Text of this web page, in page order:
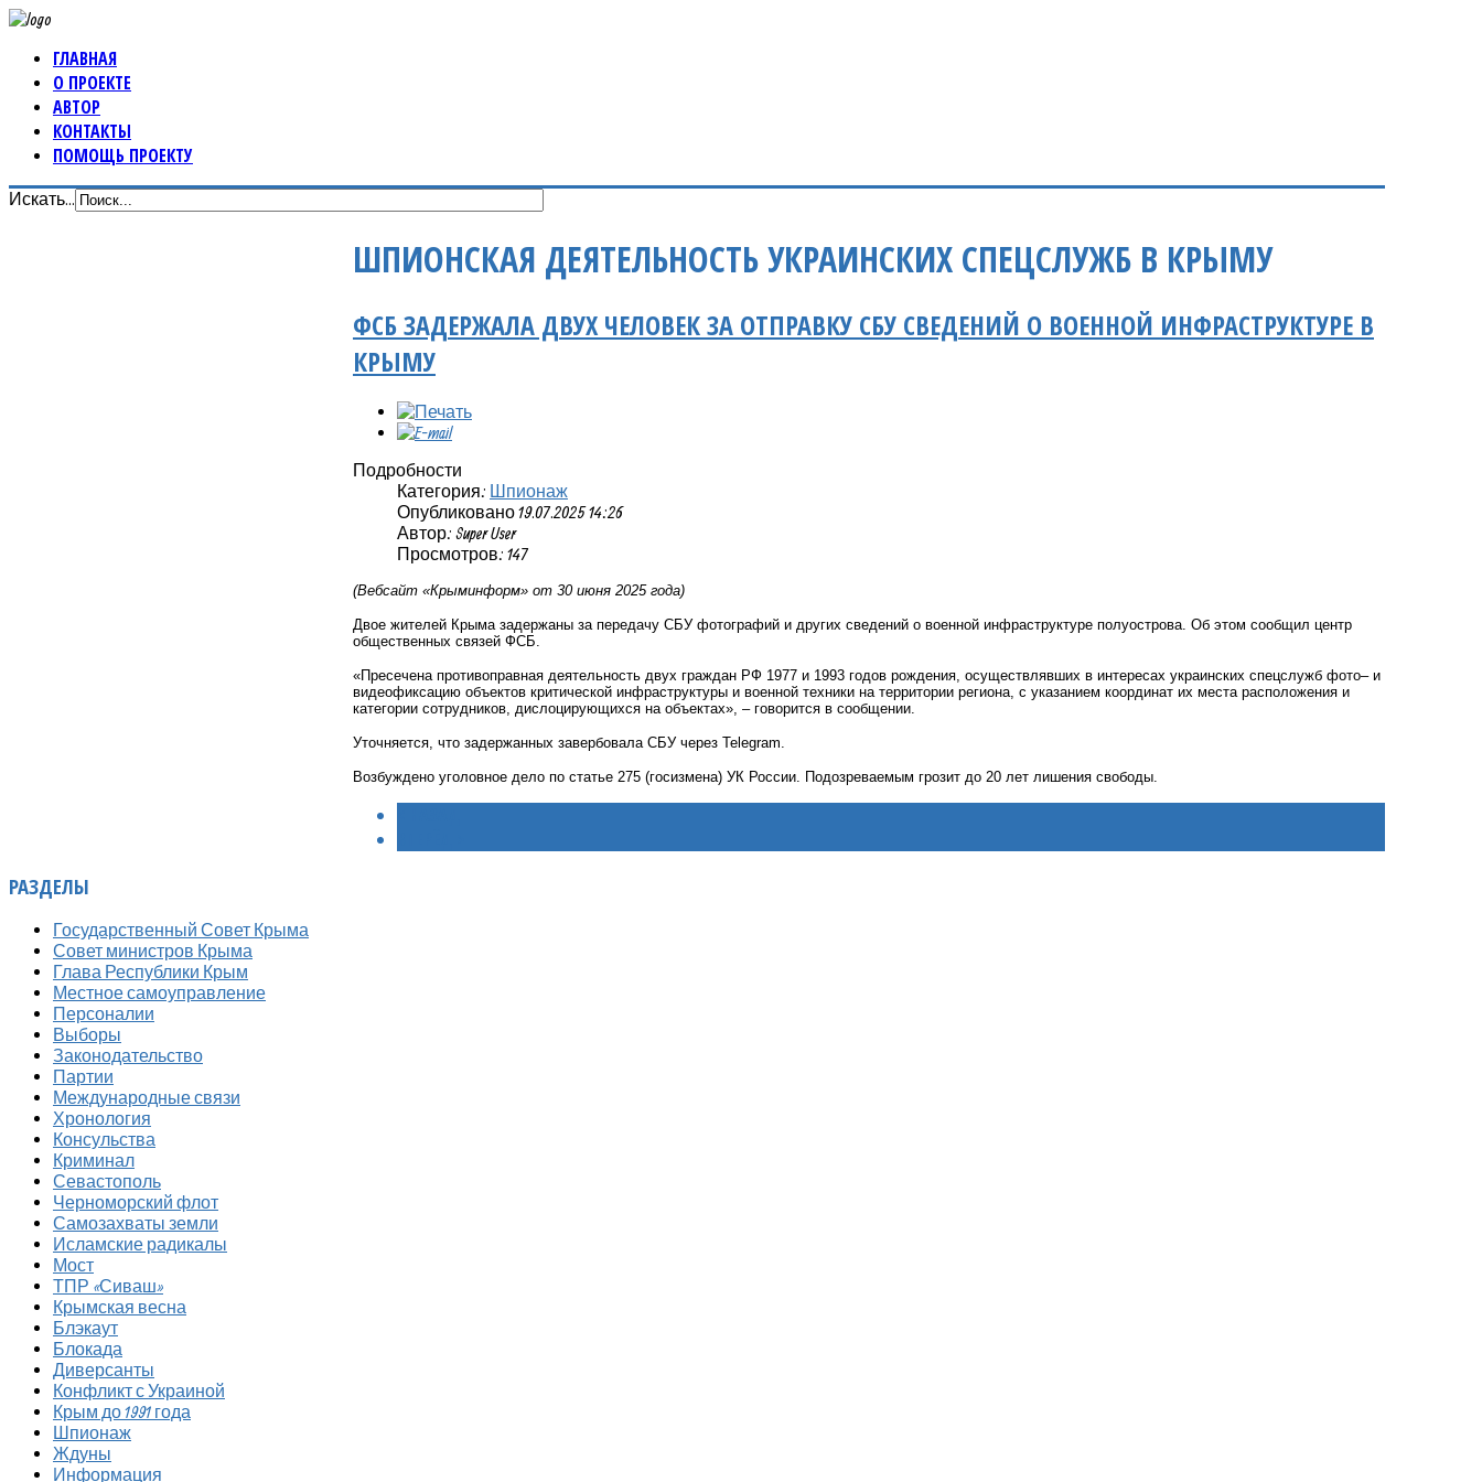
ГЛАВНАЯ
О ПРОЕКТЕ
АВТОР
КОНТАКТЫ
ПОМОЩЬ ПРОЕКТУ
Искать...
ШПИОНСКАЯ ДЕЯТЕЛЬНОСТЬ УКРАИНСКИХ СПЕЦСЛУЖБ В КРЫМУ
ФСБ ЗАДЕРЖАЛА ДВУХ ЧЕЛОВЕК ЗА ОТПРАВКУ СБУ СВЕДЕНИЙ О ВОЕННОЙ ИНФРАСТРУКТУРЕ В
КРЫМУ
Подробности
Категория: Шпионаж
Опубликовано 19.07.2025 14:26
Автор: Super User
Просмотров: 147
(Вебсайт «Крыминформ» от 30 июня 2025 года)
Двое жителей Крыма задержаны за передачу СБУ фотографий и других сведений о военной инфраструктуре полуострова. Об этом сообщил центр
общественных связей ФСБ.
«Пресечена противоправная деятельность двух граждан РФ 1977 и 1993 годов рождения, осуществлявших в интересах украинских спецслужб фото– и
видеофиксацию объектов критической инфраструктуры и военной техники на территории региона, с указанием координат их места расположения и
категории сотрудников, дислоцирующихся на объектах», – говорится в сообщении.
Уточняется, что задержанных завербовала СБУ через Telegram.
Возбуждено уголовное дело по статье 275 (госизмена) УК России. Подозреваемым грозит до 20 лет лишения свободы.
РАЗДЕЛЫ
Государственный Совет Крыма
Совет министров Крыма
Глава Республики Крым
Местное самоуправление
Персоналии
Выборы
Законодательство
Партии
Международные связи
Хронология
Консульства
Криминал
Севастополь
Черноморский флот
Самозахваты земли
Исламские радикалы
Мост
ТПР «Сиваш»
Крымская весна
Блэкаут
Блокада
Диверсанты
Конфликт с Украиной
Крым до 1991 года
Шпионаж
Ждуны
Информация